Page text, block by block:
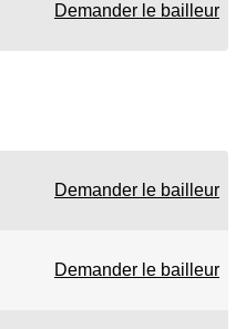
Demander le bailleur
Demander le bailleur
Demander le bailleur